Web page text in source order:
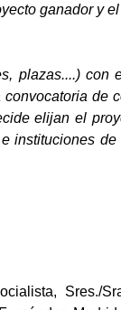
ganador y
plazas....) con
de
elijan el
instituciones
Sres./